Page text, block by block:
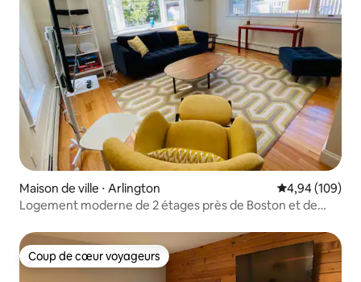
Maison de ville ⋅ Arlington Évaluation
4,94 (109)
Logement moderne de 2 étages près de Boston et de
Coup de cœur voyageurs
Coup de cœur voyageurs